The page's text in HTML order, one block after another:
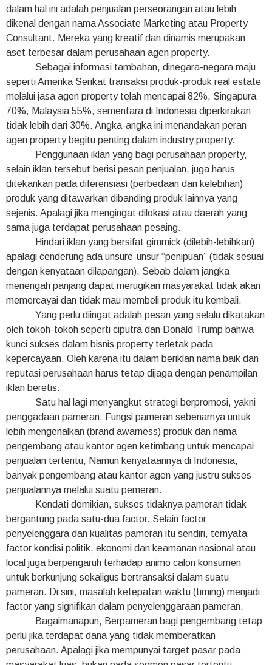
dalam hal ini adalah penjualan perseorangan atau lebih
dikenal dengan nama Associate Marketing atau Property
Consultant. Mereka yang kreatif dan dinamis merupakan
aset terbesar dalam perusahaan agen property.
Sebagai informasi tambahan, dinegara-negara maju
seperti Amerika Serikat transaksi produk-produk real estate
melalui jasa agen property telah mencapai 82%, Singapura
70%, Malaysia 55%, sementara di Indonesia diperkirakan
tidak lebih dari 30%. Angka-angka ini menandakan peran
agen property begitu penting dalam industry property.
Penggunaan iklan yang bagi perusahaan property,
selain iklan tersebut berisi pesan penjualan, juga harus
ditekankan pada diferensiasi (perbedaan dan kelebihan)
produk yang ditawarkan dibanding produk lainnya yang
sejenis. Apalagi jika mengingat dilokasi atau daerah yang
sama juga terdapat perusahaan pesaing.
Hindari iklan yang bersifat gimmick (dilebih-lebihkan)
apalagi cenderung ada unsure-unsur “penipuan” (tidak sesuai
dengan kenyataan dilapangan). Sebab dalam jangka
menengah panjang dapat merugikan masyarakat tidak akan
memercayai dan tidak mau membeli produk itu kembali.
Yang perlu diingat adalah pesan yang selalu dikatakan
oleh tokoh-tokoh seperti ciputra dan Donald Trump bahwa
kunci sukses dalam bisnis property terletak pada
kepercayaan. Oleh karena itu dalam beriklan nama baik dan
reputasi perusahaan harus tetap dijaga dengan penampilan
iklan beretis.
Satu hal lagi menyangkut strategi berpromosi, yakni
penggadaan pameran. Fungsi pameran sebenarnya untuk
lebih mengenalkan (brand awarness) produk dan nama
pengembang atau kantor agen ketimbang untuk mencapai
penjualan tertentu, Namun kenyataannya di Indonesia,
banyak pengembang atau kantor agen yang justru sukses
penjualannya melalui suatu pemeran.
Kendati demikian, sukses tidaknya pameran tidak
bergantung pada satu-dua factor. Selain factor
penyelenggara dan kualitas pameran itu sendiri, ternyata
factor kondisi politik, ekonomi dan keamanan nasional atau
local juga berpengaruh terhadap animo calon konsumen
untuk berkunjung sekaligus bertransaksi dalam suatu
pameran. Di sini, masalah ketepatan waktu (timing) menjadi
factor yang signifikan dalam penyelenggaraan pameran.
Bagaimanapun, Berpameran bagi pengembang tetap
perlu jika terdapat dana yang tidak memberatkan
perusahaan. Apalagi jika mempunyai target pasar pada